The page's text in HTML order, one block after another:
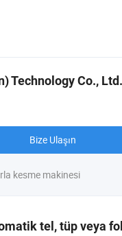
Technology Co., Ltd.
Bize Ulaşın
kesme makinesi
tel, tüp veya